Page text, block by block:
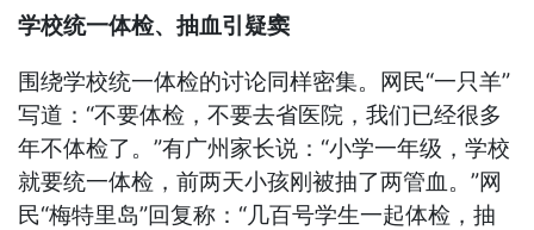
学校统一体检、抽血引疑窦
围绕学校统一体检的讨论同样密集。网民“一只羊”
写道：“不要体检，不要去省医院，我们已经很多
年不体检了。”有广州家长说：“小学一年级，学校
就要统一体检，前两天小孩刚被抽了两管血。”网
民“梅特里岛”回复称：“几百号学生一起体检，抽